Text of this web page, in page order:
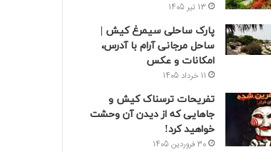
13 تیر 1405
پارک ساحلی سیمرغ کیش |
ساحل مرجانی آرام با آدرس،
امکانات و عکس
11 خرداد 1405
تفریحات ترسناک کیش و
جاهایی که از دیدن آن وحشت
خواهید کرد!
30 فروردین 1405